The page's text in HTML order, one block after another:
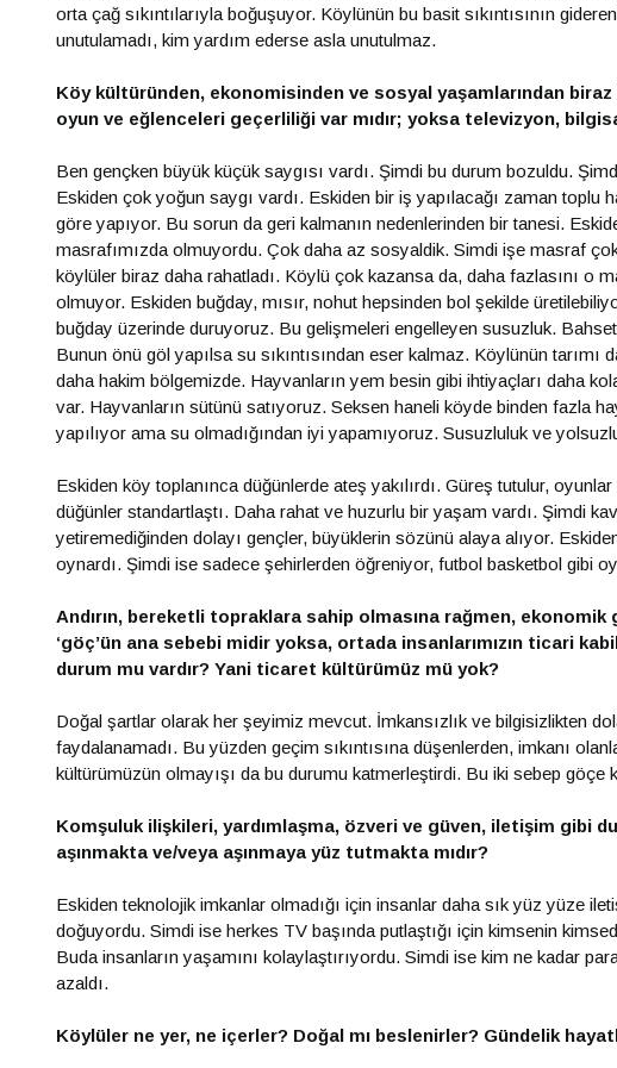
orta çağ sıkıntılarıyla boğuşuyor. Köylünün bu basit sıkıntısının
unutulamadı, kim yardım ederse asla unutulmaz.
Köy kültüründen, ekonomisinden ve sosyal yaşamlarından biraz
oyun ve eğlenceleri geçerliliği var mıdır; yoksa televizyon,
Ben gençken büyük küçük saygısı vardı. Şimdi bu durum bozuldu.
Eskiden çok yoğun saygı vardı. Eskiden bir iş yapılacağı zaman toplu
göre yapıyor. Bu sorun da geri kalmanın nedenlerinden bir tanesi.
masrafımızda olmuyordu. Çok daha az sosyaldik. Simdi işe masraf
köylüler biraz daha rahatladı. Köylü çok kazansa da, daha fazlasını o
olmuyor. Eskiden buğday, mısır, nohut hepsinden bol şekilde
buğday üzerinde duruyoruz. Bu gelişmeleri engelleyen susuzluk.
Bunun önü göl yapılsa su sıkıntısından eser kalmaz. Köylünün tarımı
daha hakim bölgemizde. Hayvanların yem besin gibi ihtiyaçları daha
var. Hayvanların sütünü satıyoruz. Seksen haneli köyde binden fazla
yapılıyor ama su olmadığından iyi yapamıyoruz. Susuzluluk ve
Eskiden köy toplanınca düğünlerde ateş yakılırdı. Güreş tutulur,
düğünler standartlaştı. Daha rahat ve huzurlu bir yaşam vardı. Şimdi
yetiremediğinden dolayı gençler, büyüklerin sözünü alaya alıyor.
oynardı. Şimdi ise sadece şehirlerden öğreniyor, futbol basketbol gibi
Andırın, bereketli topraklara sahip olmasına rağmen,
‘göç’ün ana sebebi midir yoksa, ortada insanlarımızın ticari
durum mu vardır? Yani ticaret kültürümüz mü yok?
Doğal şartlar olarak her şeyimiz mevcut. İmkansızlık ve bilgisizlikten
faydalanamadı. Bu yüzden geçim sıkıntısına düşenlerden, imkanı
kültürümüzün olmayışı da bu durumu katmerleştirdi. Bu iki sebep göçe
Komşuluk ilişkileri, yardımlaşma, özveri ve güven, iletişim gibi
aşınmakta ve/veya aşınmaya yüz tutmakta mıdır?
Eskiden teknolojik imkanlar olmadığı için insanlar daha sık yüz yüze
doğuyordu. Simdi ise herkes TV başında putlaştığı için kimsenin
Buda insanların yaşamını kolaylaştırıyordu. Simdi ise kim ne kadar
azaldı.
Köylüler ne yer, ne içerler? Doğal mı beslenirler? Gündelik